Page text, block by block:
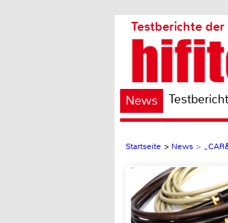
Testberichte
News
Startseite > News >